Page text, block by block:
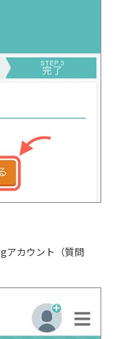
アカウント（質問